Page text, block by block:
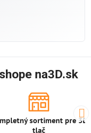
na3D.sk
sortiment pre 3D
tlač